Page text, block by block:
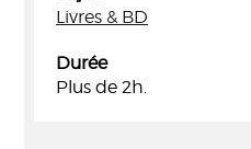
Livres & BD
Durée
Plus de 2h.